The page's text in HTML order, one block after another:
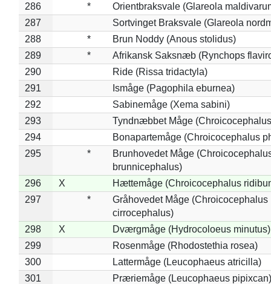
286
*
Orientbraksvale (Glareola
287
Sortvinget Braksvale (Glareola
288
*
Brun Noddy (Anous stolidus)
289
*
Afrikansk Saksnæb (Rynchops
290
Ride (Rissa tridactyla)
291
Ismåge (Pagophila eburnea)
292
Sabinemåge (Xema sabini)
293
Tyndnæbbet Måge
294
Bonapartemåge (Chroicocephalus
295
*
Brunhovedet Måge
brunnicephalus)
296
X
Hættemåge (Chroicocephalus
297
*
Gråhovedet Måge (Chroicocephalus
cirrocephalus)
298
X
Dværgmåge (Hydrocoloeus minutus)
299
Rosenmåge (Rhodostethia rosea)
300
Lattermåge (Leucophaeus atricilla)
301
Præriemåge (Leucophaeus pipixcan)